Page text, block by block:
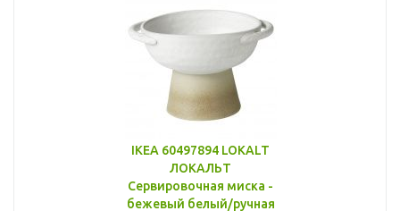
IKEA 60497894 LOKALT
ЛОКАЛЬТ
Сервировочная миска -
бежевый белый/ручная